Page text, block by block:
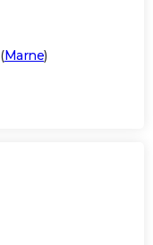
(Marne)